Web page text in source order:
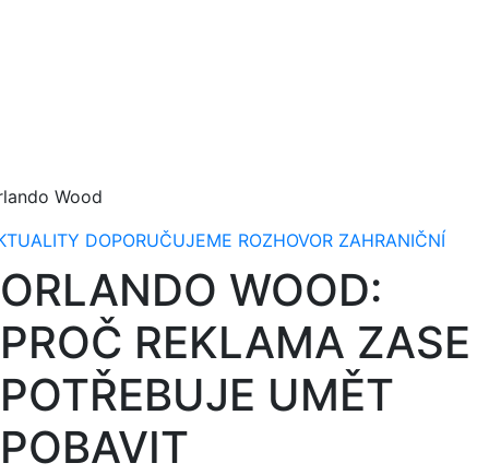
Wood
DOPORUČUJEME ROZHOVOR ZAHRANIČNÍ
ORLANDO WOOD:
PROČ REKLAMA ZASE
POTŘEBUJE UMĚT
POBAVIT